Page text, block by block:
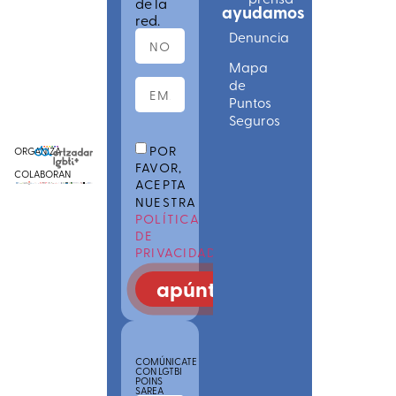
ORGANIZA
COLABORAN
red.
POR
FAVOR,
ACEPTA
NUESTRA
POLÍTICA
DE
PRIVACIDAD
apúntate
COMÚNICATE
CON LGTBI
POINS
SAREA
ayudamos
Denuncia
Mapa
de
Puntos
Seguros